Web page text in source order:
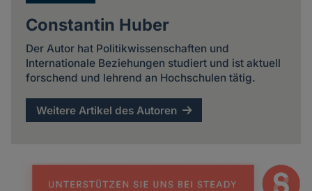
Constantin Huber
Der Autor hat Politikwissenschaften und
Internationale Beziehungen studiert und ist aktuell
forschend und lehrend an Hochschulen tätig.
Weitere Artikel des Autoren